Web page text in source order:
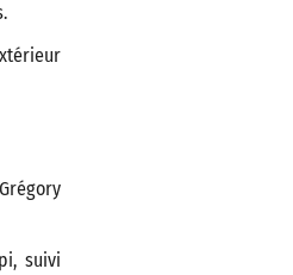
suivi